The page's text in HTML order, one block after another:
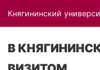
Княгининский
В